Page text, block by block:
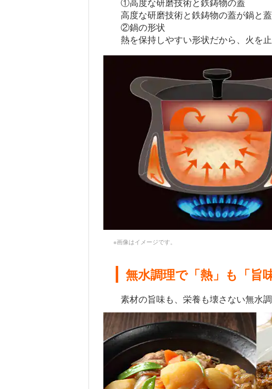
高度な研磨技術と鉄鋳物の蓋が鍋と
②鍋の形状
熱を保持しやすい形状だから、火を
※画像はイメージです。
無水調理で「熱」も「旨
素材の旨味も、栄養も壊さない無水調